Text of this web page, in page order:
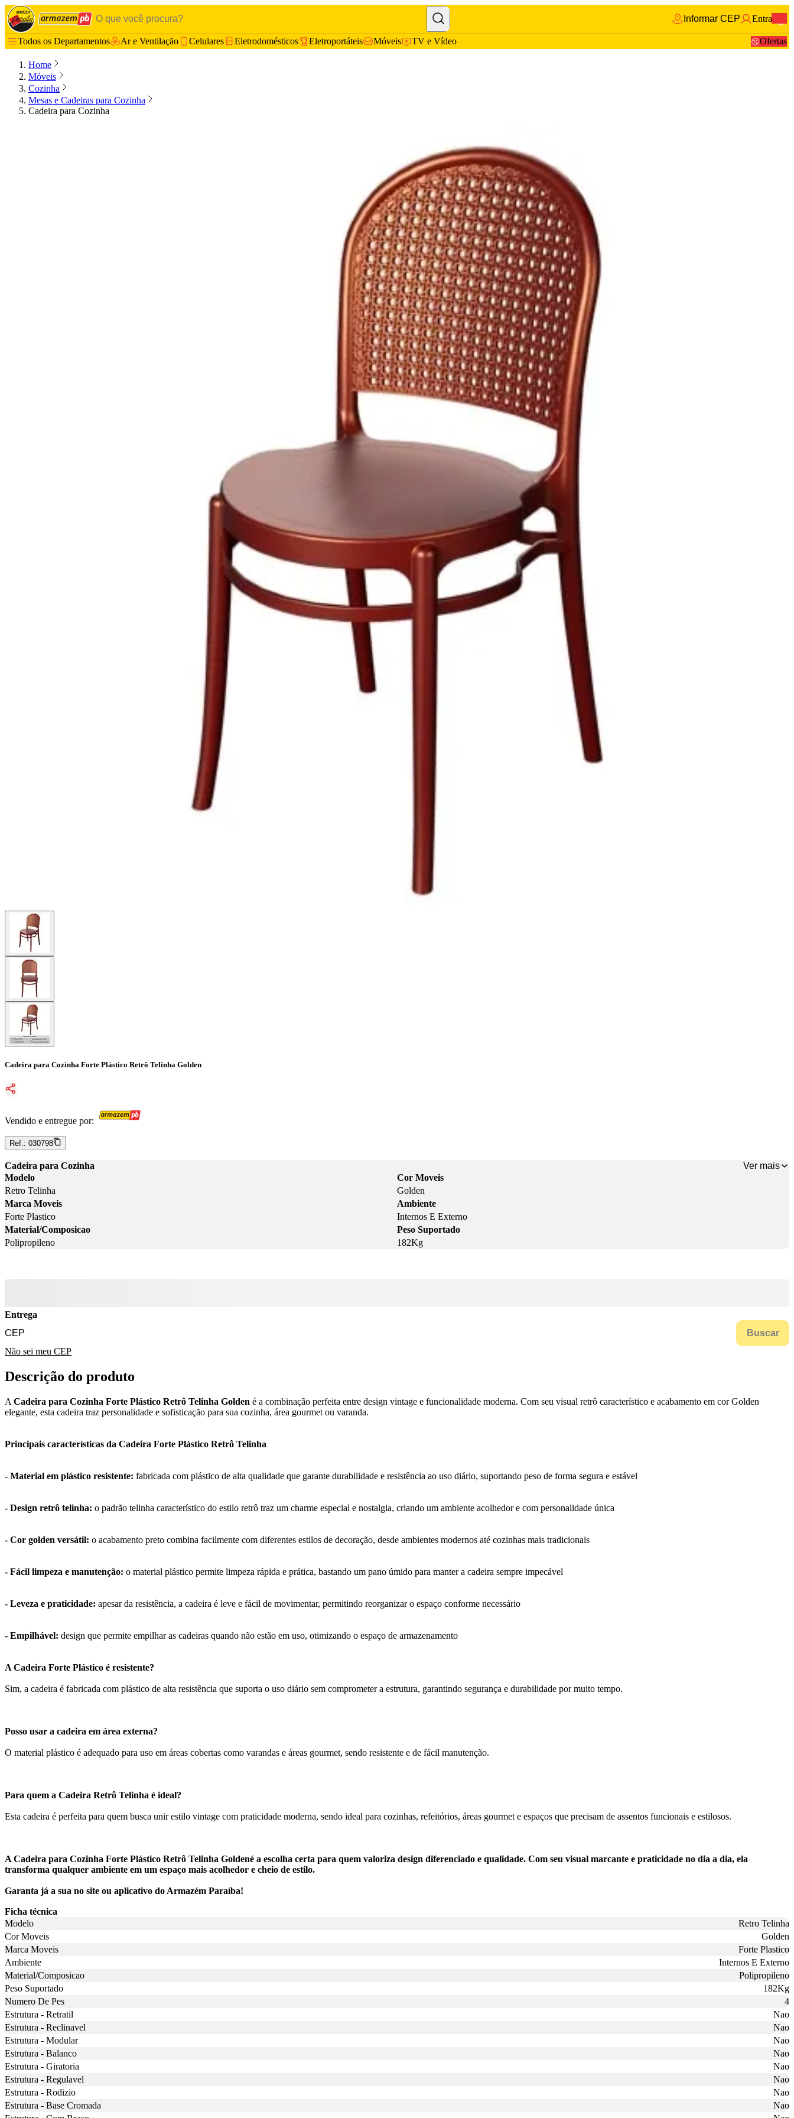
Informar CEP Entrar
Todos os Departamentos Ar e Ventilação Celulares Eletrodomésticos Eletroportáteis Móveis TV e Vídeo Ofertas
Home
Móveis
Cozinha
Mesas e Cadeiras para Cozinha
Cadeira para Cozinha
Cadeira para Cozinha Forte Plástico Retrô Telinha Golden
Vendido e entregue por:
Ref.: 030798
Cadeira para Cozinha
Ver mais
Modelo
Retro Telinha
Cor Moveis
Golden
Marca Moveis
Forte Plastico
Ambiente
Internos E Externo
Material/Composicao
Polipropileno
Peso Suportado
182Kg
Entrega
Buscar
Não sei meu CEP
Descrição do produto
A Cadeira para Cozinha Forte Plástico Retrô Telinha Golden é a combinação perfeita entre design vintage e funcionalidade moderna. Com seu visual retrô característico e acabamento em cor Golden
elegante, esta cadeira traz personalidade e sofisticação para sua cozinha, área gourmet ou varanda.
Principais características da Cadeira Forte Plástico Retrô Telinha
- Material em plástico resistente: fabricada com plástico de alta qualidade que garante durabilidade e resistência ao uso diário, suportando peso de forma segura e estável
- Design retrô telinha: o padrão telinha característico do estilo retrô traz um charme especial e nostalgia, criando um ambiente acolhedor e com personalidade única
- Cor golden versátil: o acabamento preto combina facilmente com diferentes estilos de decoração, desde ambientes modernos até cozinhas mais tradicionais
- Fácil limpeza e manutenção: o material plástico permite limpeza rápida e prática, bastando um pano úmido para manter a cadeira sempre impecável
- Leveza e praticidade: apesar da resistência, a cadeira é leve e fácil de movimentar, permitindo reorganizar o espaço conforme necessário
- Empilhável: design que permite empilhar as cadeiras quando não estão em uso, otimizando o espaço de armazenamento
A Cadeira Forte Plástico é resistente?
Sim, a cadeira é fabricada com plástico de alta resistência que suporta o uso diário sem comprometer a estrutura, garantindo segurança e durabilidade por muito tempo.
Posso usar a cadeira em área externa?
O material plástico é adequado para uso em áreas cobertas como varandas e áreas gourmet, sendo resistente e de fácil manutenção.
Para quem a Cadeira Retrô Telinha é ideal?
Esta cadeira é perfeita para quem busca unir estilo vintage com praticidade moderna, sendo ideal para cozinhas, refeitórios, áreas gourmet e espaços que precisam de assentos funcionais e estilosos.
A Cadeira para Cozinha Forte Plástico Retrô Telinha Goldené a escolha certa para quem valoriza design diferenciado e qualidade. Com seu visual marcante e praticidade no dia a dia, ela
transforma qualquer ambiente em um espaço mais acolhedor e cheio de estilo.
Garanta já a sua no site ou aplicativo do Armazém Paraíba!
Ficha técnica
Modelo
Retro Telinha
Cor Moveis
Golden
Marca Moveis
Forte Plastico
Ambiente
Internos E Externo
Material/Composicao
Polipropileno
Peso Suportado
182Kg
Numero De Pes
4
Estrutura - Retratil
Nao
Estrutura - Reclinavel
Nao
Estrutura - Modular
Nao
Estrutura - Balanco
Nao
Estrutura - Giratoria
Nao
Estrutura - Regulavel
Nao
Estrutura - Rodizio
Nao
Estrutura - Base Cromada
Nao